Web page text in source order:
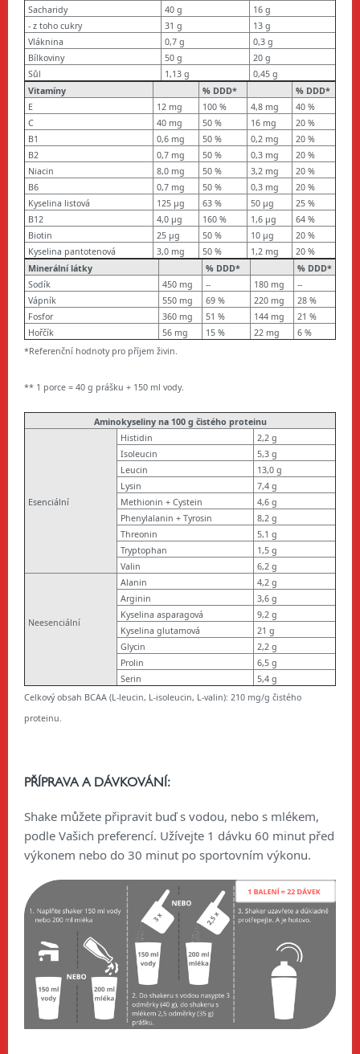
Sacharidy 40 g
16 g
- z toho cukry
31 g
13 g
Vláknina
0,7 g
0,3 g
Bílkoviny
50 g
20 g
Sůl
1,13 g
0,45 g
Vitamíny
% DDD*
% DDD*
E
12 mg 100 % 4,8 mg
40 %
C
40 mg 50 % 16 mg
20 %
B1
0,6 mg 50 % 0,2 mg
20 %
B2
0,7 mg 50 % 0,3 mg
20 %
Niacin
8,0 mg 50 % 3,2 mg
20 %
B6
0,7 mg 50 % 0,3 mg
20 %
Kyselina listová
125 µg 63 % 50 µg
25 %
B12
4,0 µg 160 % 1,6 µg
64 %
Biotin
25 µg 50 % 10 µg
20 %
Kyselina pantotenová
3,0 mg 50 % 1,2 mg
20 %
Minerální látky
% DDD*
% DDD*
Sodík
450 mg -- 180 mg
--
Vápník
550 mg 69 % 220 mg
28 %
Fosfor
360 mg 51 % 144 mg
21 %
Hořčík
56 mg 15 % 22 mg
6 %
*Referenční hodnoty pro příjem živin.
** 1 porce = 40 g prášku + 150 ml vody.
Aminokyseliny na 100 g čistého proteinu
Esenciální
Histidin
2,2 g
Isoleucin
5,3 g
Leucin
13,0 g
Lysin
7,4 g
Methionin + Cystein
4,6 g
Phenylalanin + Tyrosin
8,2 g
Threonin
5,1 g
Tryptophan
1,5 g
Valin
6,2 g
Neesenciální
Alanin
4,2 g
Arginin
3,6 g
Kyselina asparagová
9,2 g
Kyselina glutamová
21 g
Glycin
2,2 g
Prolin
6,5 g
Serin
5,4 g
Celkový obsah BCAA (L-leucin, L-isoleucin, L-valin): 210 mg/g čistého
proteinu.
PŘÍPRAVA A DÁVKOVÁNÍ:
Shake můžete připravit buď s vodou, nebo s mlékem,
podle Vašich preferencí. Užívejte 1 dávku 60 minut před
výkonem nebo do 30 minut po sportovním výkonu.